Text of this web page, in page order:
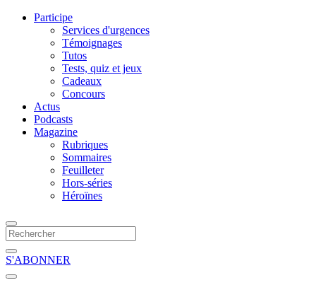
Participe
Services d'urgences
Témoignages
Tutos
Tests, quiz et jeux
Cadeaux
Concours
Actus
Podcasts
Magazine
Rubriques
Sommaires
Feuilleter
Hors-séries
Héroïnes
S'ABONNER